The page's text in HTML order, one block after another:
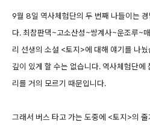
9월 8일 역사체험단의 두 번째 나들이는
다. 최참판댁~고소산성~쌍계사~운조루~
리 선생의 소설 <토지>에 대해 얘기를 나
깊이 있게 할 수는 없습니다. 역사체험단에
리를 거의 모르기 때문입니다.
그래서 버스 타고 가는 도중에 <토지>의